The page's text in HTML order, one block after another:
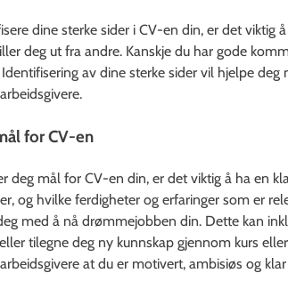
dine sterke sider i CV-en din, er det
deg ut fra andre. Kanskje du har gode
av dine sterke sider vil hjelpe
for CV-en
deg mål for CV-en din, er det viktig å ha en
og hvilke ferdigheter og erfaringer som er
med å nå drømmejobben din. Dette kan
tilegne deg ny kunnskap gjennom kurs
at du er motivert, ambisiøs og